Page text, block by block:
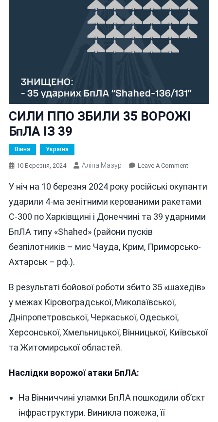
СИЛИ ППО ЗБИЛИ 35 ВОРОЖІ
БпЛА ІЗ 39
Війна Україна
10 Березня, 2024 Аліна Мазур Leave A CommentOn
ППО
ЗБИЛИ
ВОРОЖІ
ІЗ
У ніч на 10 березня 2024 року російські окупанти
ударили 4-ма зенітними керованими ракетами
С-300 по Харківщині і Донеччині та 39 ударними
БпЛА типу «Shahed» (райони пусків
безпілотників – мис Чауда, Крим, Приморсько-
Ахтарськ – рф.).
В результаті бойової роботи збито 35 «шахедів»
у межах Кіровоградської, Миколаївської,
Дніпропетровської, Черкаської, Одеської,
Херсонської, Хмельницької, Вінницької, Київської
та Житомирської областей.
Наслідки ворожої атаки БпЛА:
На Вінниччині уламки БпЛА пошкодили об’єкт
інфраструктури. Виникла пожежа, її